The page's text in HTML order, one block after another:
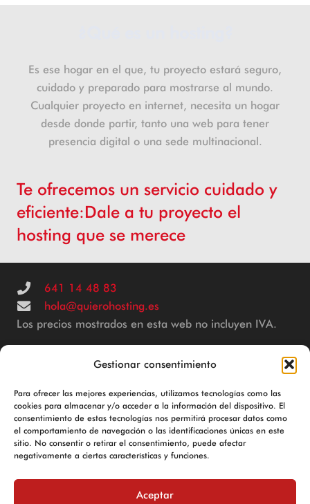
Gestionar consentimiento
Para ofrecer las mejores experiencias, utilizamos tecnologías como las
cookies para almacenar y/o acceder a la información del dispositivo. El
consentimiento de estas tecnologías nos permitirá procesar datos como
el comportamiento de navegación o las identificaciones únicas en este
sitio. No consentir o retirar el consentimiento, puede afectar
negativamente a ciertas características y funciones.
Aceptar
Es ese hogar en el que, tu proyecto estará seguro,
cuidado y preparado para mostrarse al mundo.
Cualquier proyecto en internet, necesita un hogar
desde donde partir, tanto una web para tener
presencia digital o una sede multinacional.
Te ofrecemos un servicio cuidado y
eficiente:Dale a tu proyecto el
hosting que se merece
641 14 48 83
hola@quierohosting.es
Los precios mostrados en esta web no incluyen IVA.
© 2025 Powered byCH Consulting
Hosting de calidad para empresas y autónomos
Aviso Legal
Política de Cookies